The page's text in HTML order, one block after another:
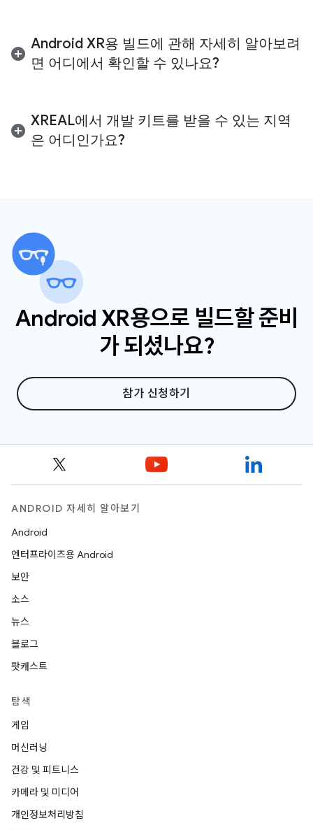
Jetpack XR SDK및Android 스튜디오 를 사용하여
증강 환경을 만들 수 있습니다. 현재 오디오 또는 디스
플레이 글라스에는 게임 엔진 지원이 제공되지 않습
하는 경우Jetpack XR SDK및 Android 스튜디오
XR Blocks SDK,Unity
Android XR용 빌드에 관해 자세히 알아보려
면 어디에서 확인할 수 있나요?
작하려면Android XR 개발자 사이트를 방문하세요.
XREAL에서 개발 키트를 받을 수 있는 지역
은 어디인가요?
Android XR용으로 빌드할 준비
가 되셨나요?
참가 신청하기
ANDROID 자세히 알아보기
Android
엔터프라이즈용 Android
보안
소스
뉴스
블로그
팟캐스트
탐색
게임
머신러닝
건강 및 피트니스
카메라 및 미디어
개인정보처리방침